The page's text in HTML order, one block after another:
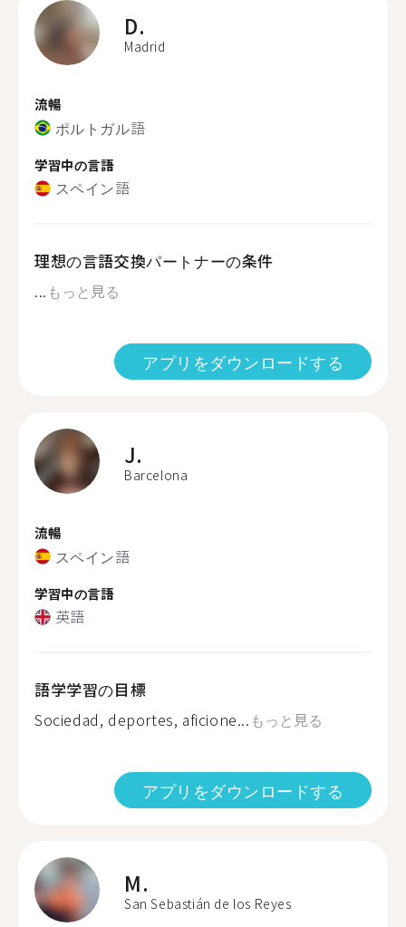
D.
Madrid
流暢
ポルトガル語
学習中の言語
スペイン語
理想の言語交換パートナーの条件
... もっと見る
アプリをダウンロードする
J.
Barcelona
流暢
スペイン語
学習中の言語
英語
語学学習の目標
Sociedad, deportes, aficione... もっと見る
アプリをダウンロードする
M.
San Sebastián de los Reyes